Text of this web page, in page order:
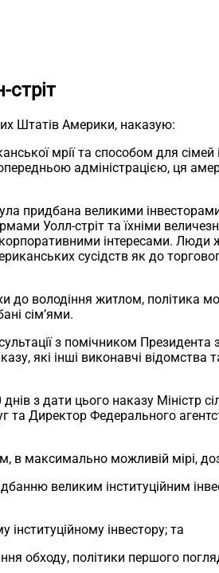
Штатів Америки, наказую:
мрії та способом для сімей
адміністрацією, ця
придбана великими
Уолл-стріт та їхніми
інтересами. Люди
сусідств як до
володіння житлом, політика
сім’ями.
з помічником Президента
які інші виконавчі
з дати цього наказу Міністр
та Директор Федерального
в максимально можливій мірі,
великим інституційним
інвестору; та
обходу, політики першого